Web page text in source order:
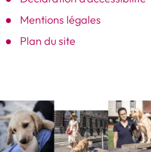
Mentions légales
Plan du site